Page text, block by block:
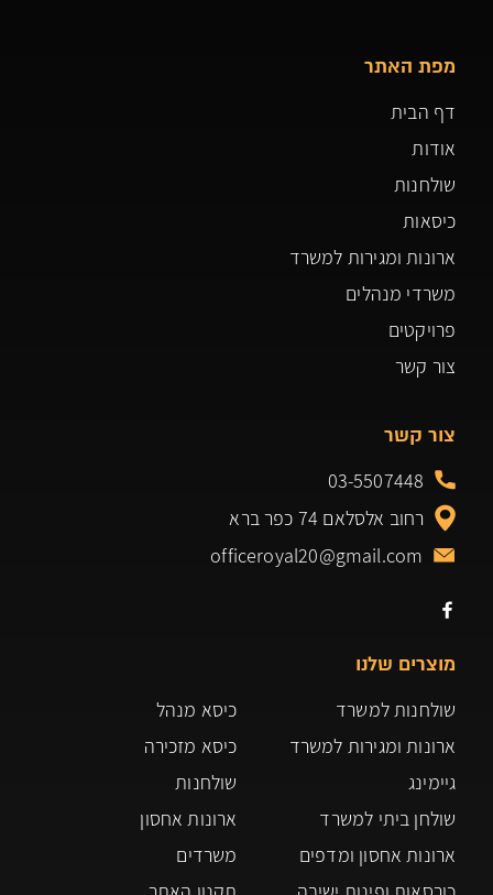
מפת האתר
דף הבית
אודות
שולחנות
כיסאות
ארונות ומגירות למשרד
משרדי מנהלים
פרויקטים
צור קשר
מוצרים שלנו
שולחנות למשרד
ארונות ומגירות למשרד
גיימינג
שולחן ביתי למשרד
ארונות אחסון ומדפים
כיסא מנהל
כיסא מזכירה
שולחנות
ארונות אחסון
משרדים
צור קשר
03-5507448
רחוב אלסלאם 74 כפר ברא
officeroyal20@gmail.com